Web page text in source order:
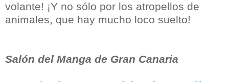
volante! ¡Y no sólo por los atropellos de
animales, que hay mucho loco suelto!
Salón del Manga de Gran Canaria